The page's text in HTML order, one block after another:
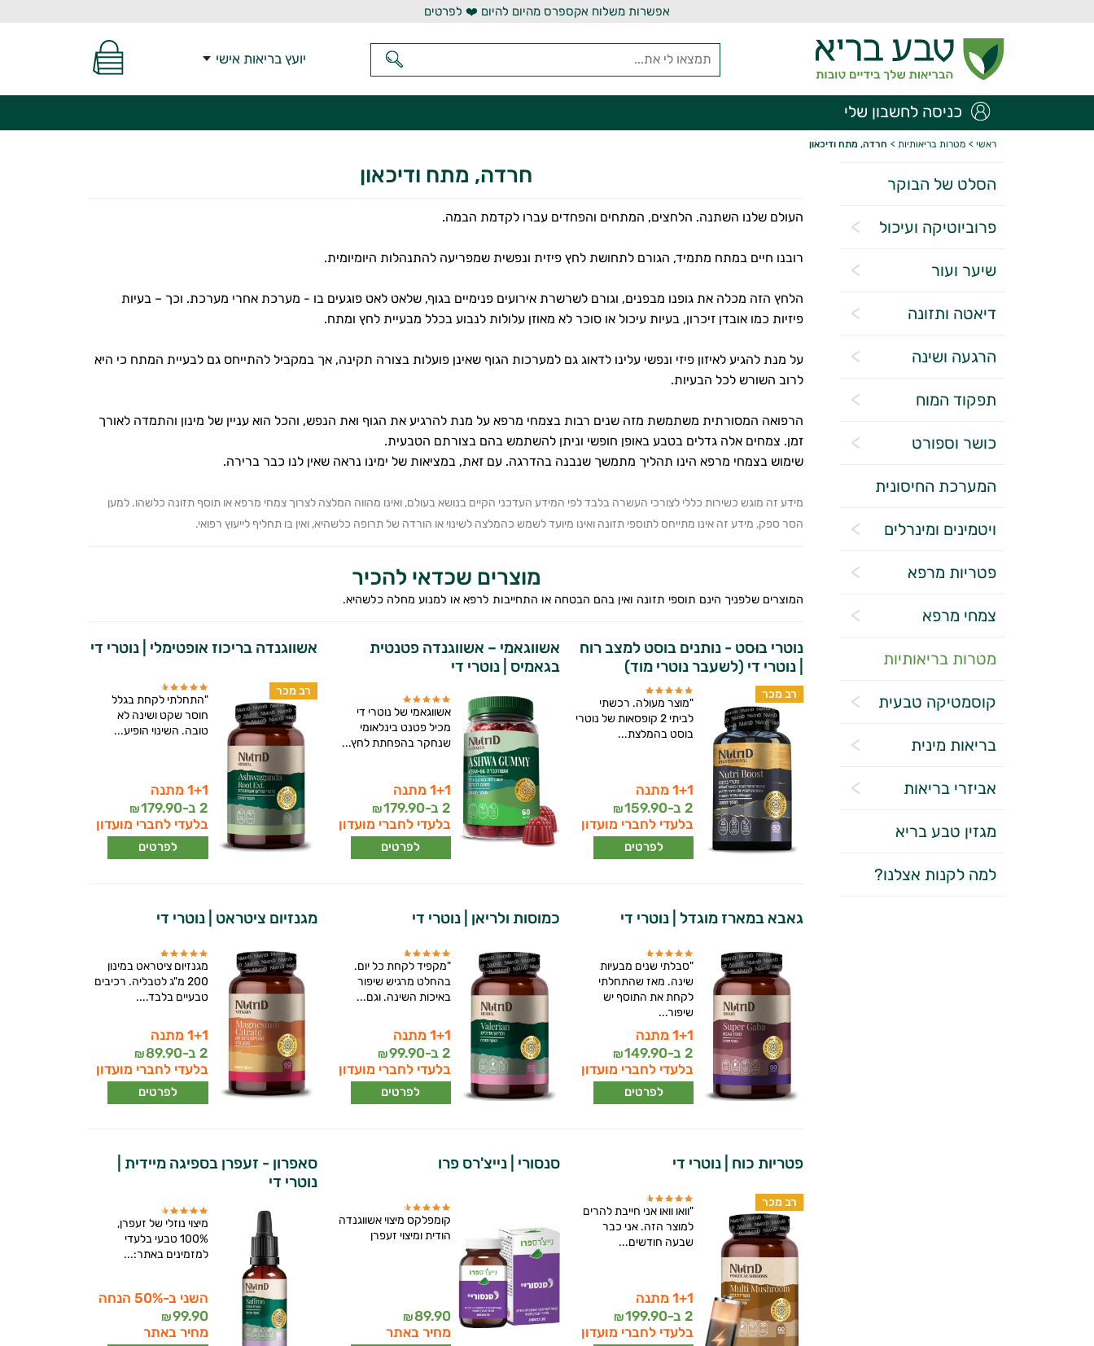
אפשרות משלוח אקספרס מהיום להיום ❤️ לפרטים
יועץ בריאות אישי
כניסה לחשבון שלי
ראשי > מטרות בריאותיות > חרדה, מתח ודיכאון
הסלט של הבוקר
פרוביוטיקה ועיכול
שיער ועור
דיאטה ותזונה
הרגעה ושינה
תפקוד המוח
כושר וספורט
המערכת החיסונית
ויטמינים ומינרלים
פטריות מרפא
צמחי מרפא
מטרות בריאותיות
קוסמטיקה טבעית
בריאות מינית
אביזרי בריאות
מגזין טבע בריא
למה לקנות אצלנו?
חרדה, מתח ודיכאון
העולם שלנו השתנה. הלחצים, המתחים והפחדים עברו לקדמת הבמה.
רובנו חיים במתח מתמיד, הגורם לתחושת לחץ פיזית ונפשית שמפריעה להתנהלות היומיומית.
הלחץ הזה מכלה את גופנו מבפנים, וגורם לשרשרת אירועים פנימיים בגוף, שלאט לאט פוגעים בו - מערכת אחרי מערכת. וכך – בעיות
פיזיות כמו אובדן זיכרון, בעיות עיכול או סוכר לא מאוזן עלולות לנבוע בכלל מבעיית לחץ ומתח.
על מנת להגיע לאיזון פיזי ונפשי עלינו לדאוג גם למערכות הגוף שאינן פועלות בצורה תקינה, אך במקביל להתייחס גם לבעיית המתח כי היא
לרוב השורש לכל הבעיות.
הרפואה המסורתית משתמשת מזה שנים רבות בצמחי מרפא על מנת להרגיע את הגוף ואת הנפש, והכל הוא עניין של מינון והתמדה לאורך
זמן. צמחים אלה גדלים בטבע באופן חופשי וניתן להשתמש בהם בצורתם הטבעית.
שימוש בצמחי מרפא הינו תהליך מתמשך שנבנה בהדרגה. עם זאת, במציאות של ימינו נראה שאין לנו כבר ברירה.
מידע זה מוגש כשירות כללי לצורכי העשרה בלבד לפי המידע העדכני הקיים בנושא בעולם, ואינו מהווה המלצה לצרוך צמחי מרפא או תוסף תזונה כלשהו. למען
הסר ספק, מידע זה אינו מתייחס לתוספי תזונה ואינו מיועד לשמש כהמלצה לשינוי או הורדה של תרופה כלשהיא, ואין בו תחליף לייעוץ רפואי.
מוצרים שכדאי להכיר
המוצרים שלפניך הינם תוספי תזונה ואין בהם הבטחה או התחייבות לרפא או למנוע מחלה כלשהיא.
נוטרי בוּסט - נותנים בוסט למצב רוח
| נוטרי די (לשעבר נוטרי מוד)
רב מכר
"מוצר מעולה. רכשתי
לביתי 2 קופסאות של נוטרי
בוסט בהמלצת...
1+1 מתנה
2 ב-
159.90
₪
בלעדי לחברי מועדון
לפרטים
אשווגאמי – אשווגנדה פטנטית
בגאמיס | נוטרי די
אשווגאמי של נוטרי די
מכיל פטנט בינלאומי
שנחקר בהפחתת לחץ...
1+1 מתנה
2 ב-
179.90
₪
בלעדי לחברי מועדון
לפרטים
אשווגנדה בריכוז אופטימלי | נוטרי די
רב מכר
"התחלתי לקחת בגלל
חוסר שקט ושינה לא
טובה. השינוי הופיע...
1+1 מתנה
2 ב-
179.90
₪
בלעדי לחברי מועדון
לפרטים
גאבא במארז מוגדל | נוטרי די
"סבלתי שנים מבעיות
שינה. מאז שהתחלתי
לקחת את התוסף יש
שיפור...
1+1 מתנה
2 ב-
149.90
₪
בלעדי לחברי מועדון
לפרטים
כמוסות ולריאן | נוטרי די
"מקפיד לקחת כל יום.
בהחלט מרגיש שיפור
באיכות השינה. וגם...
1+1 מתנה
2 ב-
99.90
₪
בלעדי לחברי מועדון
לפרטים
מגנזיום ציטראט | נוטרי די
מגנזיום ציטראט במינון
200 מ"ג לטבליה. רכיבים
טבעיים בלבד....
1+1 מתנה
2 ב-
89.90
₪
בלעדי לחברי מועדון
לפרטים
פטריות כוח | נוטרי די
רב מכר
"וואו וואו אני חייבת להרים
למוצר הזה. אני כבר
שבעה חודשים...
1+1 מתנה
2 ב-
199.90
₪
בלעדי לחברי מועדון
סנסורי | נייצ'רס פרו
קומפלקס מיצוי אשווגנדה
הודית ומיצוי זעפרן
89.90
₪
מחיר באתר
סאפרון - זעפרן בספיגה מיידית |
נוטרי די
מיצוי נוזלי של זעפרן,
100% טבעי בלעדי
למזמינים באתר:...
השני ב-50% הנחה
99.90
₪
מחיר באתר